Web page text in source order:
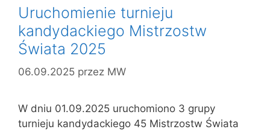
Uruchomienie turnieju
kandydackiego Mistrzostw
Świata 2025
06.09.2025 przez MW
W dniu 01.09.2025 uruchomiono 3 grupy
turnieju kandydackiego 45 Mistrzostw Świata